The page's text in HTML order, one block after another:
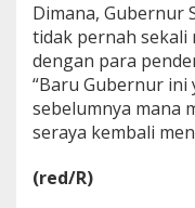
Dimana, Gubernur
tidak pernah
dengan para
“Baru Gubernur
sebelumnya mana
seraya kembali
(red/R)